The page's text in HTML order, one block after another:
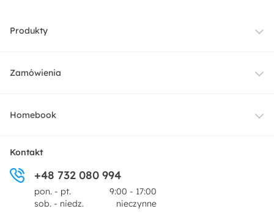
Produkty
Meble
Dekoracje i akcesoria
Zamówienia
Dostawa
Zwroty
Pytania i odpowiedzi
Homebook
O nas
Centrum prasowe
Kontakt
+48 732 080 994
pon. - pt.
9:00 - 17:00
sob. - niedz.
nieczynne